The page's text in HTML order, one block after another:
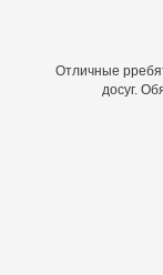
Отличные
досуг.